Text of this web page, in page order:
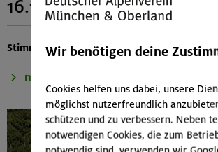
16.11.2022 Schafkopf
Stimmung gut - Wetter weniger
mehr
Wir benötigen deine
Cookies helfen uns dabei, unsere
möglichst nutzerfreundlich
schützen und zu verbessern. Neben
notwendigen Cookies, die zum